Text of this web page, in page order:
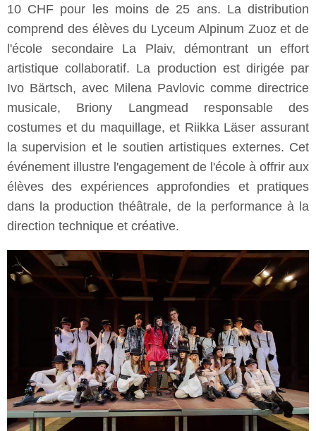
10 CHF pour les moins de 25 ans. La distribution
comprend des élèves du Lyceum Alpinum Zuoz et de
l'école secondaire La Plaiv, démontrant un effort
artistique collaboratif. La production est dirigée par
Ivo Bärtsch, avec Milena Pavlovic comme directrice
musicale, Briony Langmead responsable des
costumes et du maquillage, et Riikka Läser assurant
la supervision et le soutien artistiques externes. Cet
événement illustre l'engagement de l'école à offrir aux
élèves des expériences approfondies et pratiques
dans la production théâtrale, de la performance à la
direction technique et créative.